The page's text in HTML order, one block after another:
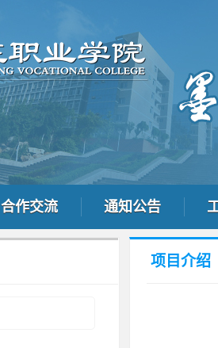
合作交流 通知公告
项目介绍